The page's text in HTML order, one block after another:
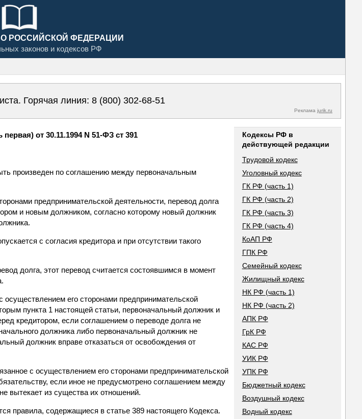
РОССИЙСКОЙ ФЕДЕРАЦИИ
законов и кодексов РФ
Горячая линия: 8 (800) 302-68-51
Реклама jurik.ru
от 30.11.1994 N 51-ФЗ ст 391
произведен по соглашению между первоначальным
предпринимательской деятельности, перевод долга
и новым должником, согласно которому новый должник
с согласия кредитора и при отсутствии такого
долга, этот перевод считается состоявшимся в момент
осуществлением его сторонами предпринимательской
пункта 1 настоящей статьи, первоначальный должник и
кредитором, если соглашением о переводе долга не
должника либо первоначальный должник не
должник вправе отказаться от освобождения от
с осуществлением его сторонами предпринимательской
если иное не предусмотрено соглашением между
вытекает из существа их отношений.
правила, содержащиеся в статье 389 настоящего Кодекса.
Кодексы РФ в
действующей редакции
Трудовой кодекс
Уголовный кодекс
ГК РФ (часть 1)
ГК РФ (часть 2)
ГК РФ (часть 3)
ГК РФ (часть 4)
КоАП РФ
ГПК РФ
Семейный кодекс
Жилищный кодекс
НК РФ (часть 1)
НК РФ (часть 2)
АПК РФ
ГрК РФ
КАС РФ
УИК РФ
УПК РФ
Бюджетный кодекс
Воздушный кодекс
Водный кодекс